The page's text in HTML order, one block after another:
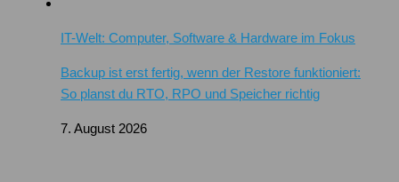
IT-Welt: Computer, Software & Hardware im Fokus
Backup ist erst fertig, wenn der Restore funktioniert:
So planst du RTO, RPO und Speicher richtig
7. August 2026